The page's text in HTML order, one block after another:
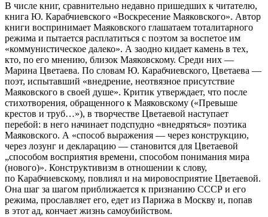
В числе книг, сравнительно недавно пришедших к читателю,
книга Ю. Карабчиевского «Воскресение Маяковского». Автор
книги воспринимает Маяковского глашатаем тоталитарного
режима и пытается расплатиться с поэтом за воспетое им
«коммунистическое далеко». А заодно кидает камень в тех,
кто, по его мнению, близок Маяковскому. Среди них —
Марина Цветаева. По словам Ю. Карабчиевского, Цветаева —
поэт, испытавший «внедрение, неотвязное присутствие
Маяковского в своей душе». Критик утверждает, что после
стихотворения, обращенного к Маяковскому («Превыше
крестов и труб…»), в творчестве Цветаевой наступает
перебой: в него начинает подспудно «внедряться» поэтика
Маяковского. А «способ выражения — через конструкцию,
через лозунг и декларацию — становится для Цветаевой
„способом восприятия времени, способом понимания мира
(нового)». Конструктивизм в отношении к слову,
по Карабчиевскому, повлиял и на мировосприятие Цветаевой.
Она шаг за шагом приближается к признанию СССР и его
режима, прославляет его, едет из Парижа в Москву и, попав
в этот ад, кончает жизнь самоубийством.